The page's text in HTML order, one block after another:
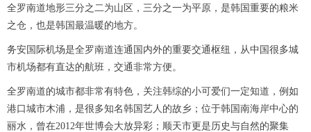
全罗南道地形三分之二为山区，三分之一为平原，是韩国重要的粮米
之仓，也是韩国最温暖的地方。
务安国际机场是全罗南道连通国内外的重要交通枢纽，从中国很多城
市机场都有直达的航班，交通非常方便。
全罗南道的城市都非常有特色，关注韩综的小可爱们一定知道，例如
港口城市木浦，是很多知名韩国艺人的故乡；位于韩国南海岸中心的
丽水，曾在2012年世博会大放异彩；顺天市更是历史与自然的聚集